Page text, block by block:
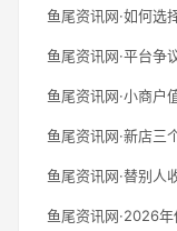
鱼尾资讯网·如何选
鱼尾资讯网·平台争
鱼尾资讯网·小商户
鱼尾资讯网·新店三
鱼尾资讯网·替别人
鱼尾资讯网·2026